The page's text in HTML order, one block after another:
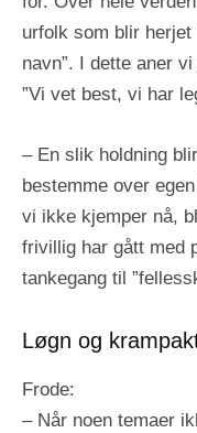
urfolk som blir herjet
navn”. I dette aner
”Vi vet best, vi har
– En slik holdning
bestemme over
vi ikke kjemper nå,
frivillig har gått med
tankegang til
Løgn og
Frode:
– Når noen temaer